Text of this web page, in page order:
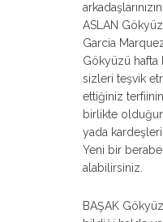
ASLAN
Garcia
Gökyüzü hafta
sizleri teşvik
ettiğiniz
birlikte
yada
Yeni bir
alabilirsiniz.
BAŞAK